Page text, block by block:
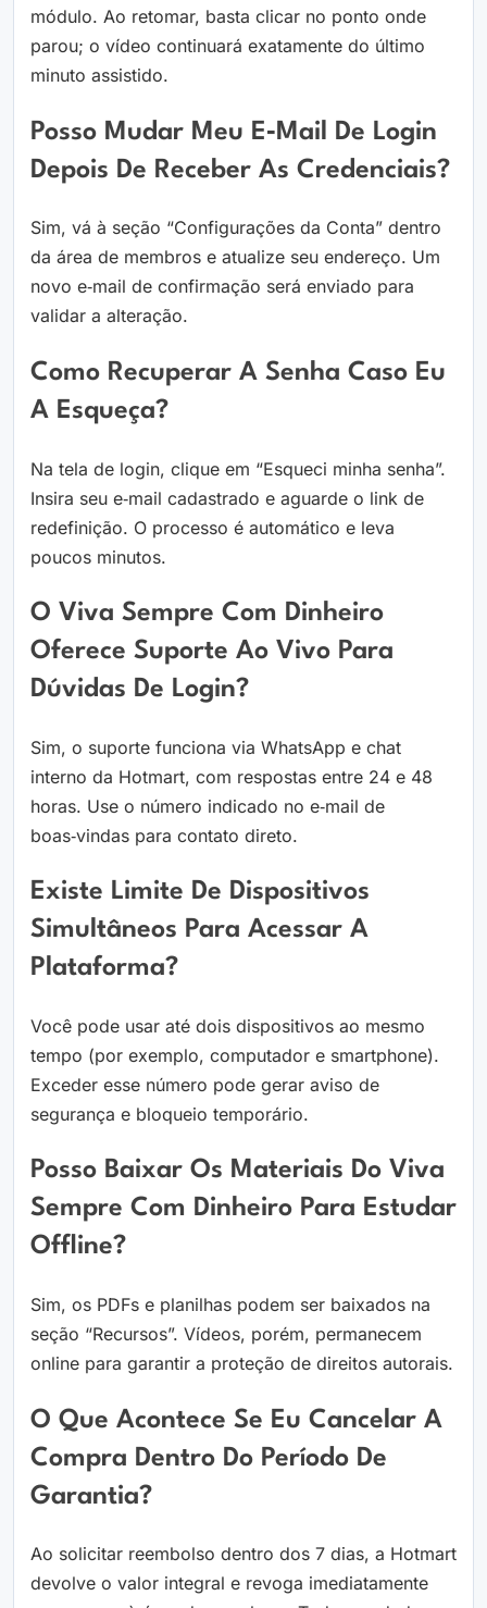
módulo. Ao retomar, basta clicar no ponto onde
parou; o vídeo continuará exatamente do último
minuto assistido.
Posso Mudar Meu E‑mail De Login
Depois De Receber As Credenciais?
Sim, vá à seção “Configurações da Conta” dentro
da área de membros e atualize seu endereço. Um
novo e‑mail de confirmação será enviado para
validar a alteração.
Como Recuperar A Senha Caso Eu
A Esqueça?
Na tela de login, clique em “Esqueci minha senha”.
Insira seu e‑mail cadastrado e aguarde o link de
redefinição. O processo é automático e leva
poucos minutos.
O Viva Sempre Com Dinheiro
Oferece Suporte Ao Vivo Para
Dúvidas De Login?
Sim, o suporte funciona via WhatsApp e chat
interno da Hotmart, com respostas entre 24 e 48
horas. Use o número indicado no e‑mail de
boas‑vindas para contato direto.
Existe Limite De Dispositivos
Simultâneos Para Acessar A
Plataforma?
Você pode usar até dois dispositivos ao mesmo
tempo (por exemplo, computador e smartphone).
Exceder esse número pode gerar aviso de
segurança e bloqueio temporário.
Posso Baixar Os Materiais Do Viva
Sempre Com Dinheiro Para Estudar
Offline?
Sim, os PDFs e planilhas podem ser baixados na
seção “Recursos”. Vídeos, porém, permanecem
online para garantir a proteção de direitos autorais.
O Que Acontece Se Eu Cancelar A
Compra Dentro Do Período De
Garantia?
Ao solicitar reembolso dentro dos 7 dias, a Hotmart
devolve o valor integral e revoga imediatamente